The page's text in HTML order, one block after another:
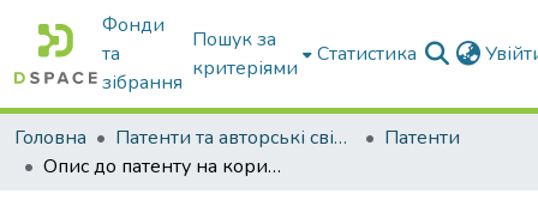
Фонди
та
зібрання
Пошук за
критеріями
Статистика
Головна Патенти та авторські свідоцтва
Патенти
Опис до патенту на корисну модель № 124731 "Скиртоутворювач"